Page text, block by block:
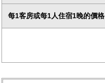
每1客房或每1人住宿1晚的價格